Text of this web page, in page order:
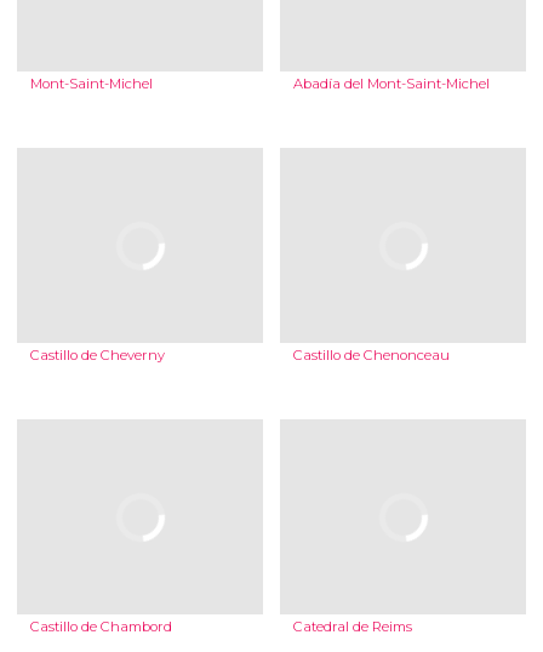
Mont-Saint-Michel Abadía del Mont-Saint-Michel
Castillo de Cheverny Castillo de Chenonceau
Castillo de Chambord Catedral de Reims